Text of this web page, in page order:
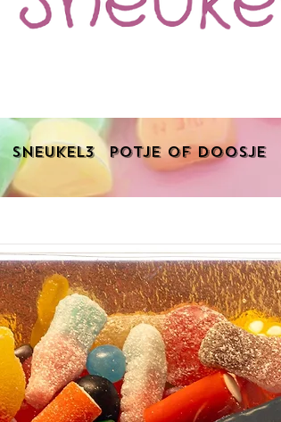
Sneukel3 Potje of doosje